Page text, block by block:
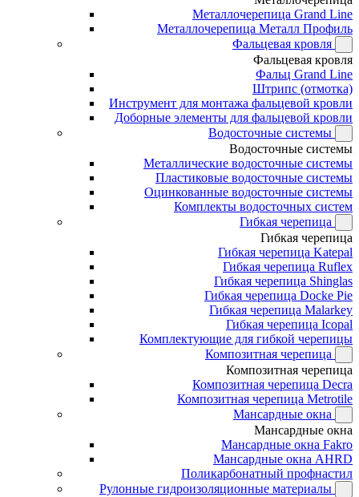
Металлочерепица Grand Line
Металлочерепица Металл Профиль
Фальцевая кровля
Фальцевая кровля
Фальц Grand Line
Штрипс (отмотка)
Инструмент для монтажа фальцевой кровли
Доборные элементы для фальцевой кровли
Водосточные системы
Водосточные системы
Металлические водосточные системы
Пластиковые водосточные системы
Оцинкованные водосточные системы
Комплекты водосточных систем
Гибкая черепица
Гибкая черепица
Гибкая черепица Katepal
Гибкая черепица Ruflex
Гибкая черепица Shinglas
Гибкая черепица Docke Pie
Гибкая черепица Malarkey
Гибкая черепица Icopal
Комплектующие для гибкой черепицы
Композитная черепица
Композитная черепица
Композитная черепица Decra
Композитная черепица Metrotile
Мансардные окна
Мансардные окна
Мансардные окна Fakro
Мансардные окна AHRD
Поликарбонатный профнастил
Рулонные гидроизоляционные материалы